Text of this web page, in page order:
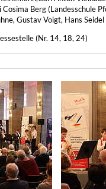
Cosima Berg (Landesschule
Gustav Voigt, Hans
(Nr. 14, 18, 24)